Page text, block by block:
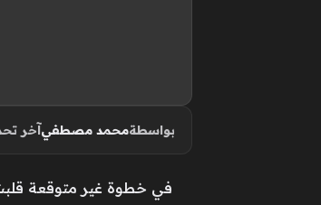
بواسطةمحمد مصطفيآخر
في خطوة غير متوقعة